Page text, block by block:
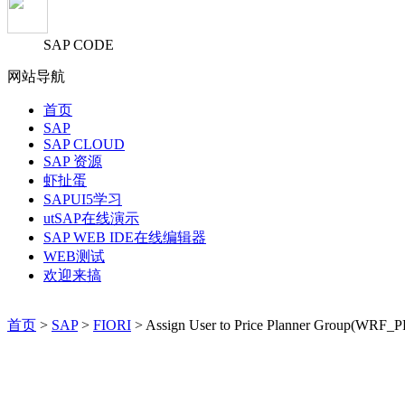
SAP CODE
网站导航
首页
SAP
SAP CLOUD
SAP 资源
虾扯蛋
SAPUI5学习
utSAP在线演示
SAP WEB IDE在线编辑器
WEB测试
欢迎来搞
首页 > SAP> FIORI > Assign User to Price Planner